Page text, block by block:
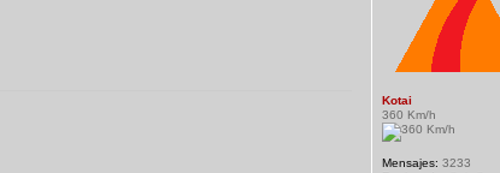
Kotai
360 Km/h
Mensajes: 3233